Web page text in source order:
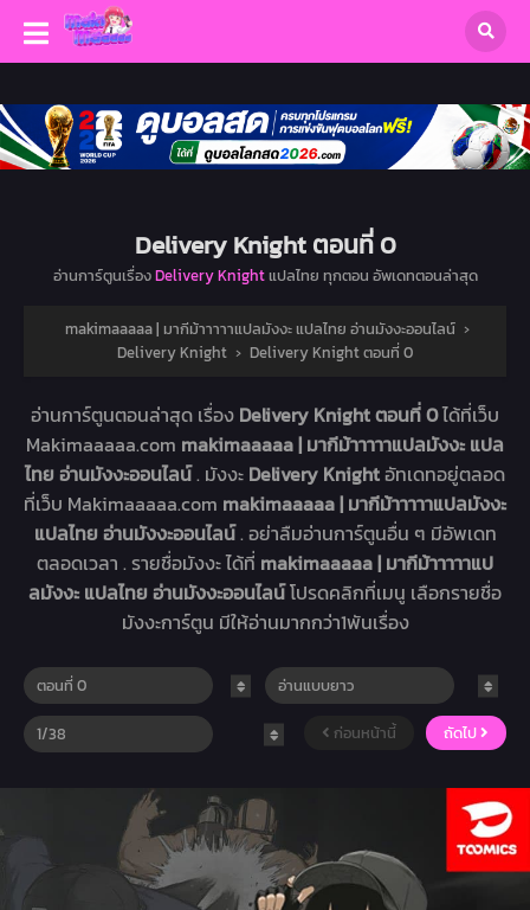
Delivery Knight ตอนที่ 0
อ่านการ์ตูนเรื่องDelivery Knightแปลไทย ทุกตอน อัพเดทตอนล่าสุด
makimaaaaa | มากีม้าาาาาแปลมังงะ แปลไทย อ่านมังงะออนไลน์ ›
Delivery Knight › Delivery Knight ตอนที่ 0
อ่านการ์ตูนตอนล่าสุด เรื่อง Delivery Knight ตอนที่ 0ได้ที่เว็บ
Makimaaaaa.com makimaaaaa | มากีม้าาาาาแปลมังงะ แปล
ไทย อ่านมังงะออนไลน์. มังงะ Delivery Knightอัทเดทอยู่ตลอด
ที่เว็บ Makimaaaaa.com makimaaaaa | มากีม้าาาาาแปลมังงะ
แปลไทย อ่านมังงะออนไลน์. อย่าลืมอ่านการ์ตูนอื่น ๆ มีอัพเดท
ตลอดเวลา . รายชื่อมังงะ ได้ที่ makimaaaaa | มากีม้าาาาาแป
ลมังงะ แปลไทย อ่านมังงะออนไลน์โปรดคลิกที่เมนู เลือกรายชื่อ
มังงะการ์ตูน มีให้อ่านมากกว่า1พันเรื่อง
ก่อนหน้านี้ ถัดไป